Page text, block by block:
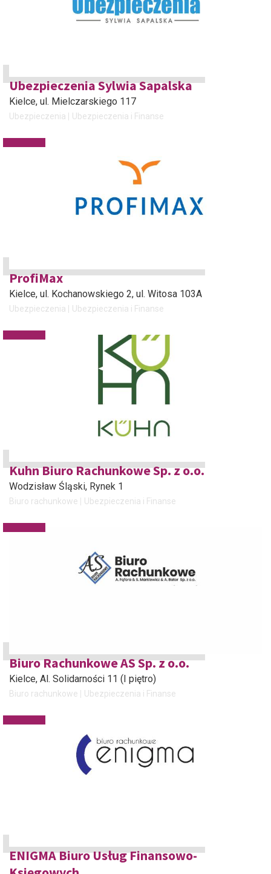
Ubezpieczenia Sylwia Sapalska
Kielce, ul. Mielczarskiego 117
Ubezpieczenia Ubezpieczenia i Finanse
ProfiMax
Kielce, ul. Kochanowskiego 2, ul. Witosa 103A
Ubezpieczenia Ubezpieczenia i Finanse
Kuhn Biuro Rachunkowe Sp. z o.o.
Wodzisław Śląski, Rynek 1
Biuro rachunkowe Ubezpieczenia i Finanse
Biuro Rachunkowe AS Sp. z o.o.
Kielce, Al. Solidarności 11 (I piętro)
Biuro rachunkowe Ubezpieczenia i Finanse
ENIGMA Biuro Usług Finansowo-